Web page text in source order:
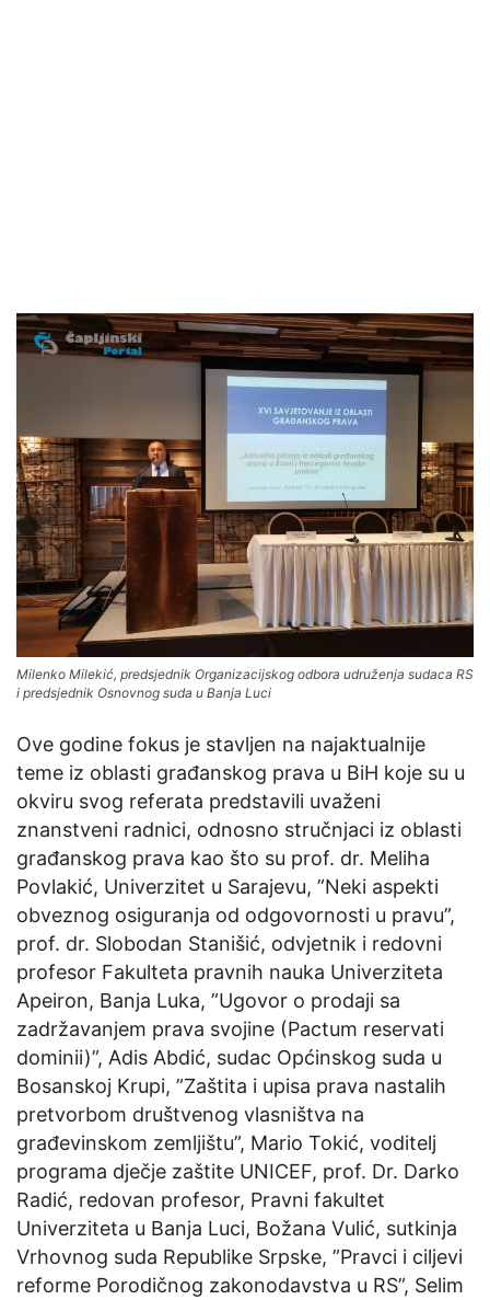
Milenko Milekić, predsjednik Organizacijskog odbora udruženja sudaca RS
i predsjednik Osnovnog suda u Banja Luci
Ove godine fokus je stavljen na najaktualnije
teme iz oblasti građanskog prava u BiH koje su u
okviru svog referata predstavili uvaženi
znanstveni radnici, odnosno stručnjaci iz oblasti
građanskog prava kao što su prof. dr. Meliha
Povlakić, Univerzitet u Sarajevu, ”Neki aspekti
obveznog osiguranja od odgovornosti u pravu”,
prof. dr. Slobodan Stanišić, odvjetnik i redovni
profesor Fakulteta pravnih nauka Univerziteta
Apeiron, Banja Luka, ”Ugovor o prodaji sa
zadržavanjem prava svojine (Pactum reservati
dominii)”, Adis Abdić, sudac Općinskog suda u
Bosanskoj Krupi, ”Zaštita i upisa prava nastalih
pretvorbom društvenog vlasništva na
građevinskom zemljištu”, Mario Tokić, voditelj
programa dječje zaštite UNICEF, prof. Dr. Darko
Radić, redovan profesor, Pravni fakultet
Univerziteta u Banja Luci, Božana Vulić, sutkinja
Vrhovnog suda Republike Srpske, ”Pravci i ciljevi
reforme Porodičnog zakonodavstva u RS”, Selim